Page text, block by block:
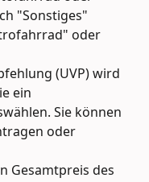
"Sonstiges"
oder
(UVP) wird
ein
Sie können
oder
Gesamtpreis des